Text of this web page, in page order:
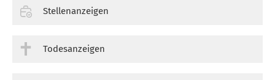
Stellenanzeigen
Todesanzeigen